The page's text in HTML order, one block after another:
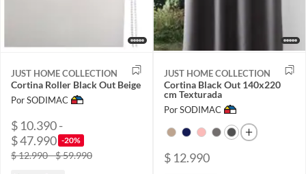
JUST HOME COLLECTION
Cortina Roller Black Out Beige
Por SODIMAC
$ 10.390 -
$ 47.990 -20%
$ 12.990 - $ 59.990
JUST HOME COLLECTION
Cortina Black Out 140x220
cm Texturada
Por SODIMAC
$ 12.990